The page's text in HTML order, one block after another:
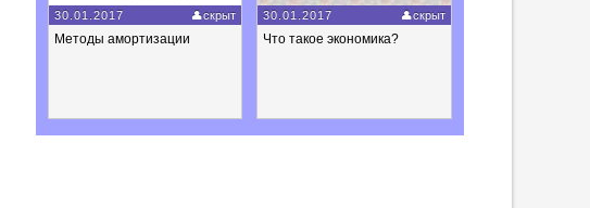
30.01.2017 скрыт
Методы амортизации
30.01.2017 скрыт
Что такое экономика?